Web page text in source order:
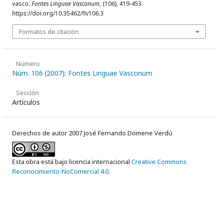
vasco. Fontes Linguae Vasconum, (106), 419-453.
https://doi.org/10.35462/flv106.3
Formatos de citación
Número
Núm. 106 (2007): Fontes Linguae Vasconum
Sección
Artículos
Derechos de autor 2007 José Fernando Domene Verdú
Esta obra está bajo licencia internacional Creative Commons
Reconocimiento-NoComercial 4.0.